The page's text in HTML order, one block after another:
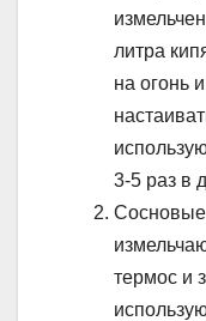
литра
на огонь
3-5 раз в
термос и